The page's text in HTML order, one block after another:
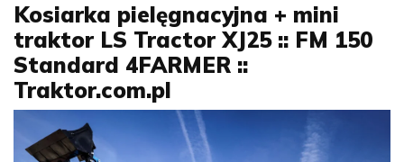
Kosiarka pielęgnacyjna + mini
traktor LS Tractor XJ25 :: FM 150
Standard 4FARMER ::
Traktor.com.pl